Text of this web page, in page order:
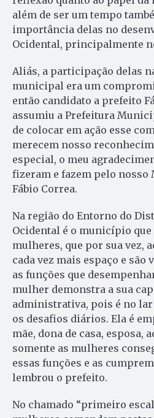
além de ser um tempo
importância delas no
Ocidental, principalmente
Aliás, a participação delas
municipal era um
então candidato a prefeito
assumiu a Prefeitura
de colocar em ação esse
merecem nosso
especial, o meu
fizeram e fazem pelo nosso
Fábio Correa.
Na região do Entorno do
Ocidental é o município
mulheres, que por sua vez,
cada vez mais espaço e são
as funções que
mulher demonstra a sua
administrativa, pois é no
os desafios diários. Ela é
mãe, dona de casa, esposa,
somente as mulheres
essas funções e as
lembrou o prefeito.
No chamado “primeiro